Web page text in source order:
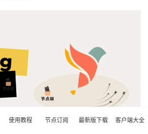
使用教程 节点订阅 最新版下载 客户端大全